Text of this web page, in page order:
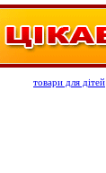
товари для дітей